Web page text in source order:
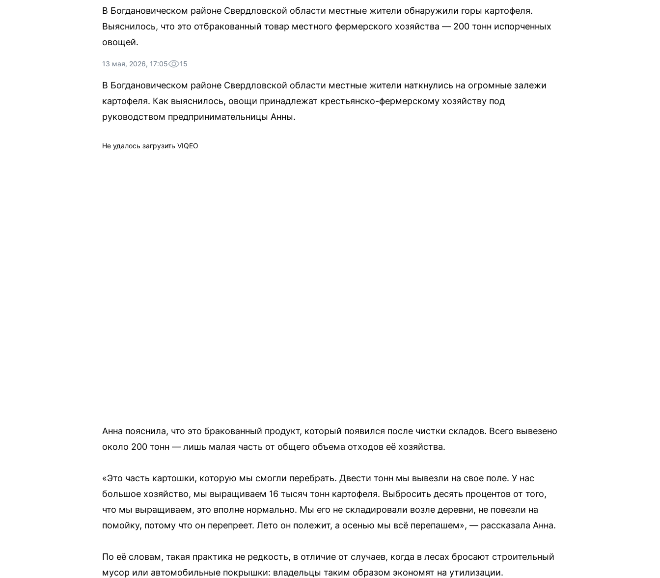
В Богдановическом районе Свердловской области местные жители обнаружили горы картофеля.
Выяснилось, что это отбракованный товар местного фермерского хозяйства — 200 тонн испорченных
овощей.
13 мая, 2026, 17:05 15
В Богдановическом районе Свердловской области местные жители наткнулись на огромные залежи
картофеля. Как выяснилось, овощи принадлежат крестьянско-фермерскому хозяйству под
руководством предпринимательницы Анны.
Не удалось загрузить VIQEO
Анна пояснила, что это бракованный продукт, который появился после чистки складов. Всего вывезено
около 200 тонн — лишь малая часть от общего объема отходов её хозяйства.
«Это часть картошки, которую мы смогли перебрать. Двести тонн мы вывезли на свое поле. У нас
большое хозяйство, мы выращиваем 16 тысяч тонн картофеля. Выбросить десять процентов от того,
что мы выращиваем, это вполне нормально. Мы его не складировали возле деревни, не повезли на
помойку, потому что он перепреет. Лето он полежит, а осенью мы всё перепашем», — рассказала Анна.
По её словам, такая практика не редкость, в отличие от случаев, когда в лесах бросают строительный
мусор или автомобильные покрышки: владельцы таким образом экономят на утилизации.